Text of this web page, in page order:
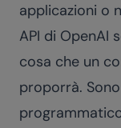
applicazioni o
API di OpenAI
cosa che un
proporrà.